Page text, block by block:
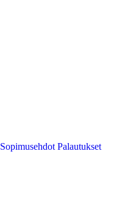
Sopimusehdot Palautukset